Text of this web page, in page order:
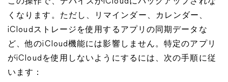
くなります。ただし、リマインダー、カレンダー、
iCloudストレージを使用するアプリの同期データな
ど、他のiCloud機能には影響しません。特定のアプリ
がiCloudを使用しないようにするには、次の手順に従
います：